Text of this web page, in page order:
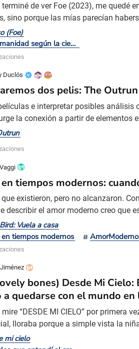
terminé de ver Foe (2023), me quedé
sino porque las mías parecían
Garth Davis y está basada en la
no fue la historia en sí, sino la
Más allá de su aire distópico,
(Foe)
La humanidad según la ciencia ficción
Duclós
dos pelis: The
e interpretar posibles
la conexión a partir de elementos
otras veces, hacemos la relación a
elegimos dos que trabajan sob
tiempos modernos:
existieron, pero no alcanzaron.
describir el amor moderno creo que
para siempre”. Viene en ediciones
digna en leer, y una fecha de
ahí hasta que ya se pasó. Queremos,
Vuela a casa
tiempos modernos
AmorModerno
bones) Desde Mi
a quedarse con el mundo en
mire “DESDE MI CIELO” por primera
lloraba porque a simple vista la
mi yo de 12 años, y si es cierto,
mi cielo